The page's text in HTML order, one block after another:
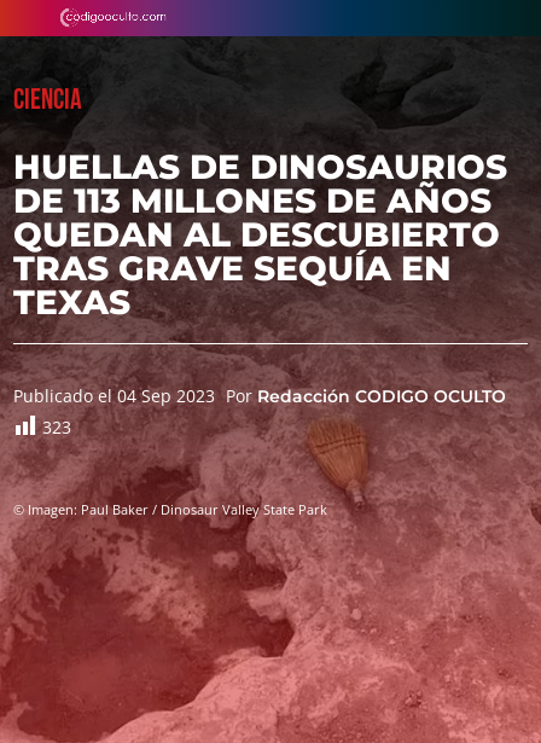
CIENCIA
HUELLAS DE DINOSAURIOS
DE 113 MILLONES DE AÑOS
QUEDAN AL DESCUBIERTO
TRAS GRAVE SEQUÍA EN
TEXAS
Publicado el 04 Sep 2023 PorRedacción CODIGO OCULTO
323
© Imagen: Paul Baker / Dinosaur Valley State Park